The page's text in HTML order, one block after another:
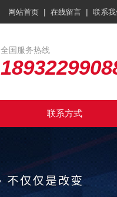
网站首页 | 在线留言 | 联系
全国服务热线
联系方式